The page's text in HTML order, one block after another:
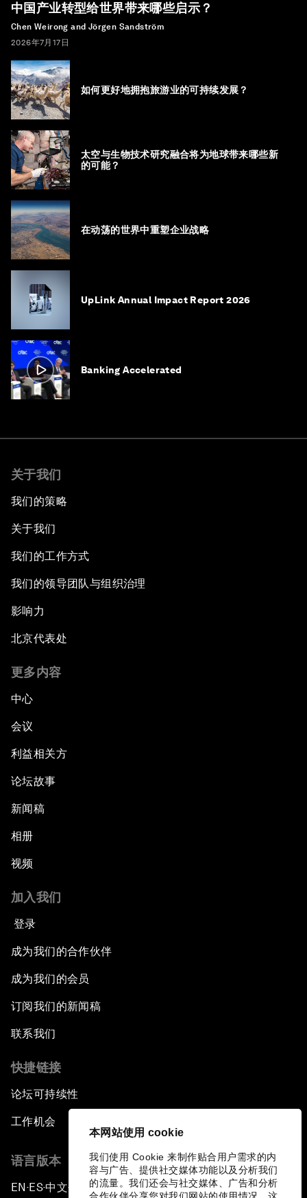
本网站使用 cookie
我们使用 Cookie 来制作贴合用户需求的内
容与广告、提供社交媒体功能以及分析我们
的流量。我们还会与社交媒体、广告和分析
中国产业转型给世界带来哪些启示？
Chen Weirong and Jörgen Sandström
2026年7月17日
如何更好地拥抱旅游业的可持续发展？
太空与生物技术研究融合将为地球带来哪些新
的可能？
在动荡的世界中重塑企业战略
UpLink Annual Impact Report 2026
Banking Accelerated
关于我们
我们的策略
关于我们
我们的工作方式
我们的领导团队与组织治理
影响力
北京代表处
更多内容
中心
会议
利益相关方
论坛故事
新闻稿
相册
视频
加入我们
登录
成为我们的合作伙伴
成为我们的会员
订阅我们的新闻稿
联系我们
快捷链接
论坛可持续性
工作机会
语言版本
EN ▪ ES▪中文▪ 日本語